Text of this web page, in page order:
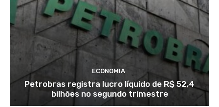
ECONOMIA
Petrobras registra lucro líquido de R$ 52,4
bilhões no segundo trimestre